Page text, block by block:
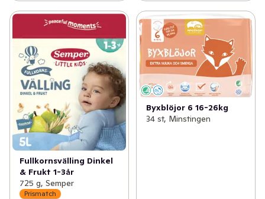
Fullkornsvälling Dinkel
& Frukt 1-3år
725 g, Semper
Prismatch
Byxblöjor 6 16-26kg
34 st, Minstingen